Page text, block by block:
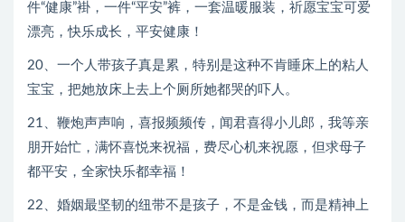
件“健康”褂，一件“平安”裤，一套温暖服装，祈愿宝宝可爱
漂亮，快乐成长，平安健康！
20、一个人带孩子真是累，特别是这种不肯睡床上的粘人
宝宝，把她放床上去上个厕所她都哭的吓人。
21、鞭炮声声响，喜报频频传，闻君喜得小儿郎，我等亲
朋开始忙，满怀喜悦来祝福，费尽心机来祝愿，但求母子
都平安，全家快乐都幸福！
22、婚姻最坚韧的纽带不是孩子，不是金钱，而是精神上